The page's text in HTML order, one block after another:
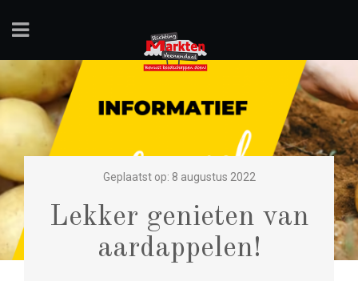
Geplaatst op: 8 augustus 2022
Lekker genieten van
aardappelen!